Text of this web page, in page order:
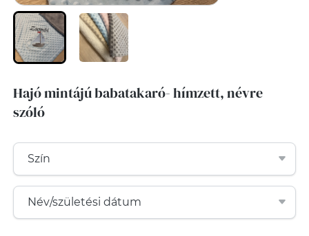
Hajó mintájú babatakaró- hímzett, névre
szóló